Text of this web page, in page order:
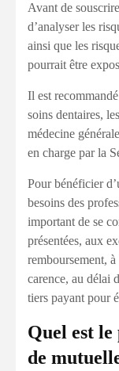
Avant de
d’analyser les
ainsi que les
pourrait être
Il est
soins dentaires,
médecine
en charge par la
Pour bénéficier
besoins des
important de se
présentées, aux
remboursement,
carence, au délai
tiers payant pour
Quel est
de